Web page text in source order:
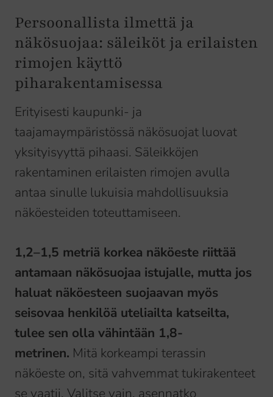
Persoonallista ilmettä ja
näkösuojaa: säleiköt ja erilaisten
rimojen käyttö
piharakentamisessa
Erityisesti kaupunki- ja
taajamaympäristössä näkösuojat luovat
yksityisyyttä pihaasi. Säleikköjen
rakentaminen erilaisten rimojen avulla
antaa sinulle lukuisia mahdollisuuksia
näköesteiden toteuttamiseen.
1,2–1,5 metriä korkea näköeste riittää
antamaan näkösuojaa istujalle, mutta jos
haluat näköesteen suojaavan myös
seisovaa henkilöä uteliailta katseilta,
tulee sen olla vähintään 1,8-
metrinen. Mitä korkeampi terassin
näköeste on, sitä vahvemmat tukirakenteet
se vaatii. Valitse vain, asennatko